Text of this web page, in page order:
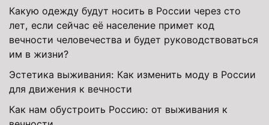
Какую одежду будут носить в России через сто
лет, если сейчас её население примет код
вечности человечества и будет руководствоваться
им в жизни?
Эстетика выживания: Как изменить моду в России
для движения к вечности
Как нам обустроить Россию: от выживания к